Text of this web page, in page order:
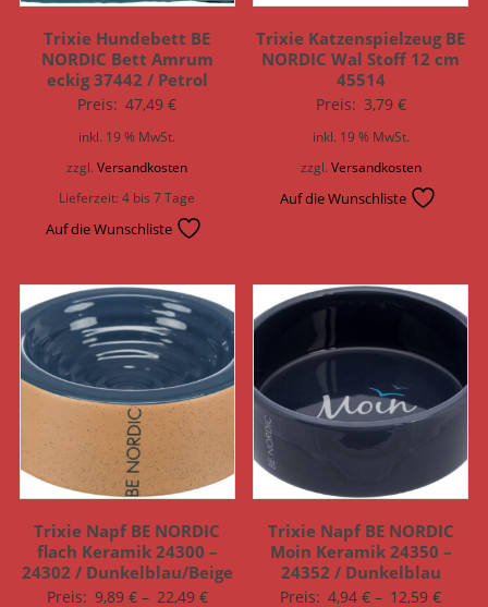
Trixie Hundebett BE
NORDIC Bett Amrum
eckig 37442 / Petrol
Preis: 47,49€
inkl. 19 % MwSt.
zzgl.Versandkosten
Lieferzeit:4 bis 7 Tage
Auf die Wunschliste
Trixie Katzenspielzeug BE
NORDIC Wal Stoff 12 cm
45514
Preis: 3,79 €
inkl. 19 % MwSt.
zzgl. Versandkosten
Auf die Wunschliste
Trixie Napf BE NORDIC
flach Keramik 24300 –
24302 / Dunkelblau/Beige
Preis: 9,89 €– 22,49 €
Trixie Napf BE NORDIC
Moin Keramik 24350 –
24352 / Dunkelblau
Preis: 4,94€ – 12,59€